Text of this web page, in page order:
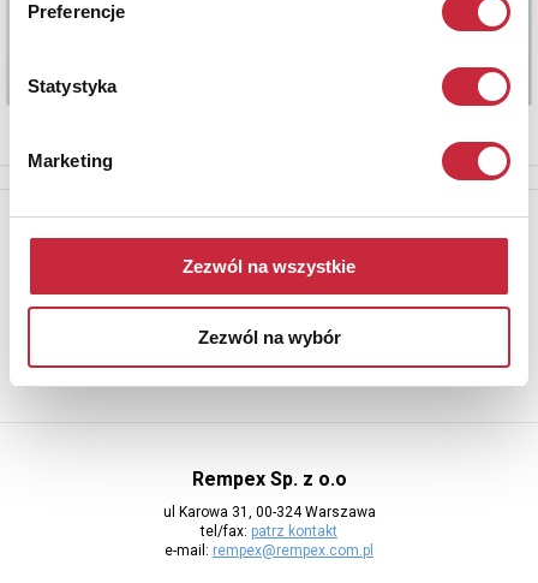
Preferencje
Statystyka
Marketing
Zezwól na wszystkie
Zezwól na wybór
Newsletter
Aby otrzymywać informacje o nowych aukcjach, prosimy podać
Rempex Sp. z o.o
ul Karowa 31, 00-324 Warszawa
tel/fax: patrz kontakt
e-mail: rempex@rempex.com.pl